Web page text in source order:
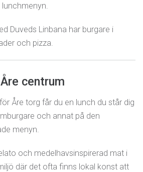
Duveds Linbana har burgare i
och pizza.
centrum
Åre torg får du en lunch du står dig
och annat på den
menyn.
och medelhavsinspirerad mat i
där det ofta finns lokal konst att